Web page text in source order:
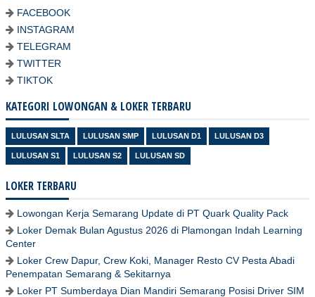
FACEBOOK
INSTAGRAM
TELEGRAM
TWITTER
TIKTOK
KATEGORI LOWONGAN & LOKER TERBARU
LULUSAN SLTA LULUSAN SMP LULUSAN D1 LULUSAN D3
LULUSAN S1 LULUSAN S2 LULUSAN SD
LOKER TERBARU
Lowongan Kerja Semarang Update di PT Quark Quality Pack
Loker Demak Bulan Agustus 2026 di Plamongan Indah Learning
Center
Loker Crew Dapur, Crew Koki, Manager Resto CV Pesta Abadi
Penempatan Semarang & Sekitarnya
Loker PT Sumberdaya Dian Mandiri Semarang Posisi Driver SIM